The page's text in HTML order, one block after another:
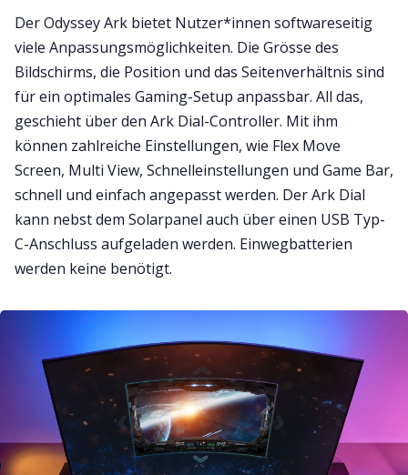
Der Odyssey Ark bietet Nutzer*innen softwareseitig
viele Anpassungsmöglichkeiten. Die Grösse des
Bildschirms, die Position und das Seitenverhältnis sind
für ein optimales Gaming-Setup anpassbar. All das,
geschieht über den Ark Dial-Controller. Mit ihm
können zahlreiche Einstellungen, wie Flex Move
Screen, Multi View, Schnelleinstellungen und Game Bar,
schnell und einfach angepasst werden. Der Ark Dial
kann nebst dem Solarpanel auch über einen USB Typ-
C-Anschluss aufgeladen werden. Einwegbatterien
werden keine benötigt.